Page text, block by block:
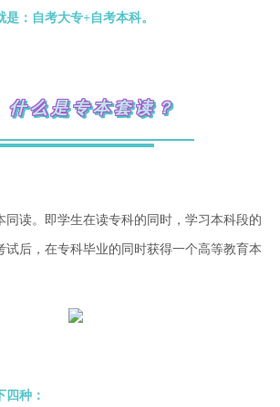
是：自考大专+自考本科。
什么是专本套读？
读。 即学生在读专科的同时，学习本科段的
试后，在专科毕业的同时获得一个高等教育本
四种：